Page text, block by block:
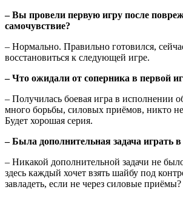
– Вы провели первую игру после
самочувствие?
– Нормально. Правильно готовился,
восстановиться к следующей игре.
– Что ожидали от соперника в первой
– Получилась боевая игра в исполнении
много борьбы, силовых приёмов, никто не
Будет хорошая серия.
– Была дополнительная задача играть
– Никакой дополнительной задачи не
здесь каждый хочет взять шайбу под
завладеть, если не через силовые приёмы?